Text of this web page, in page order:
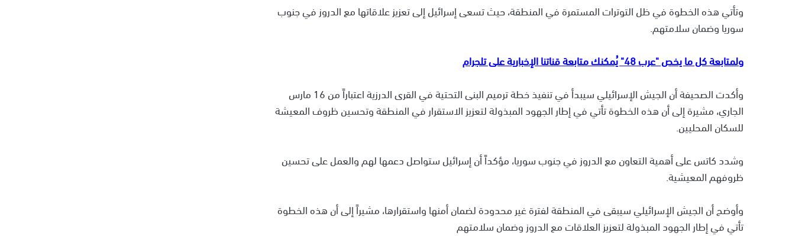
وتأتي هذه الخطوة في ظل التوترات المستمرة في المنطقة، حيث تسعى إسرائيل إلى تعزيز علاقاتها مع الدروز في جنوب
سوريا وضمان سلامتهم.
ولمتابعة كل ما يخص "عرب 48" يُمكنك متابعة قناتنا الإخبارية على تلجرام
وأكدت الصحيفة أن الجيش الإسرائيلي سيبدأ في تنفيذ خطة ترميم البنى التحتية في القرى الدرزية اعتباراً من 16 مارس
الجاري، مشيرة إلى أن هذه الخطوة تأتي في إطار الجهود المبذولة لتعزيز الاستقرار في المنطقة وتحسين ظروف المعيشة
للسكان المحليين.
وشدد كاتس على أهمية التعاون مع الدروز في جنوب سوريا، مؤكداً أن إسرائيل ستواصل دعمها لهم والعمل على تحسين
ظروفهم المعيشية.
وأوضح أن الجيش الإسرائيلي سيبقى في المنطقة لفترة غير محدودة لضمان أمنها واستقرارها، مشيراً إلى أن هذه الخطوة
تأتي في إطار الجهود المبذولة لتعزيز العلاقات مع الدروز وضمان سلامتهم